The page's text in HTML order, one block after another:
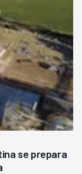
se prepara